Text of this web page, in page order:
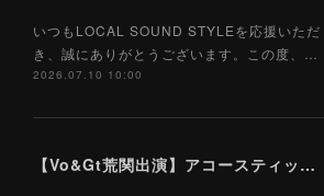
いつもLOCAL SOUND STYLEを応援いただ
き、誠にありがとうございます。この度、…
2026.07.10 10:00
【Vo&Gt荒関出演】アコースティックライブ「ACOUSTIC & BAR TIME」開催決定！